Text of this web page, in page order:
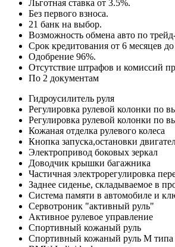
Льготная ставка от 3.5%.
Без первого взноса.
21 банк на выбор.
Возможность обмена авто по
Срок кредитования от 6 месяцев до
Одобрение 96%.
Отсутствие штрафов и комиссий
По 2 документам
Гидроусилитель руля
Регулировка рулевой колонки по
Регулировка рулевой колонки по
Кожаная отделка рулевого колеса
Кнопка запуска,остановки
Электропривод боковых зеркал
Доводчик крышки багажника
Частичная электрорегулировка
Заднее сиденье, складываемое в
Система памяти в автомобиле и
Сервотроник "активный руль"
Активное рулевое управление
Спортивный кожаный руль
Спортивный кожаный руль М типа